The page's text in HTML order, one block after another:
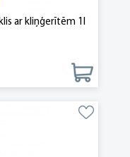
ar kliņģerītēm 1l